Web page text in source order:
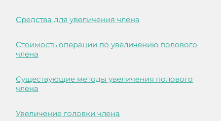
Средства для увеличения члена
Стоимость операции по увеличению полового
члена
Существующие методы увеличения полового
члена
Увеличение головки члена